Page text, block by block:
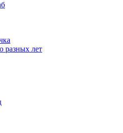
разных лет